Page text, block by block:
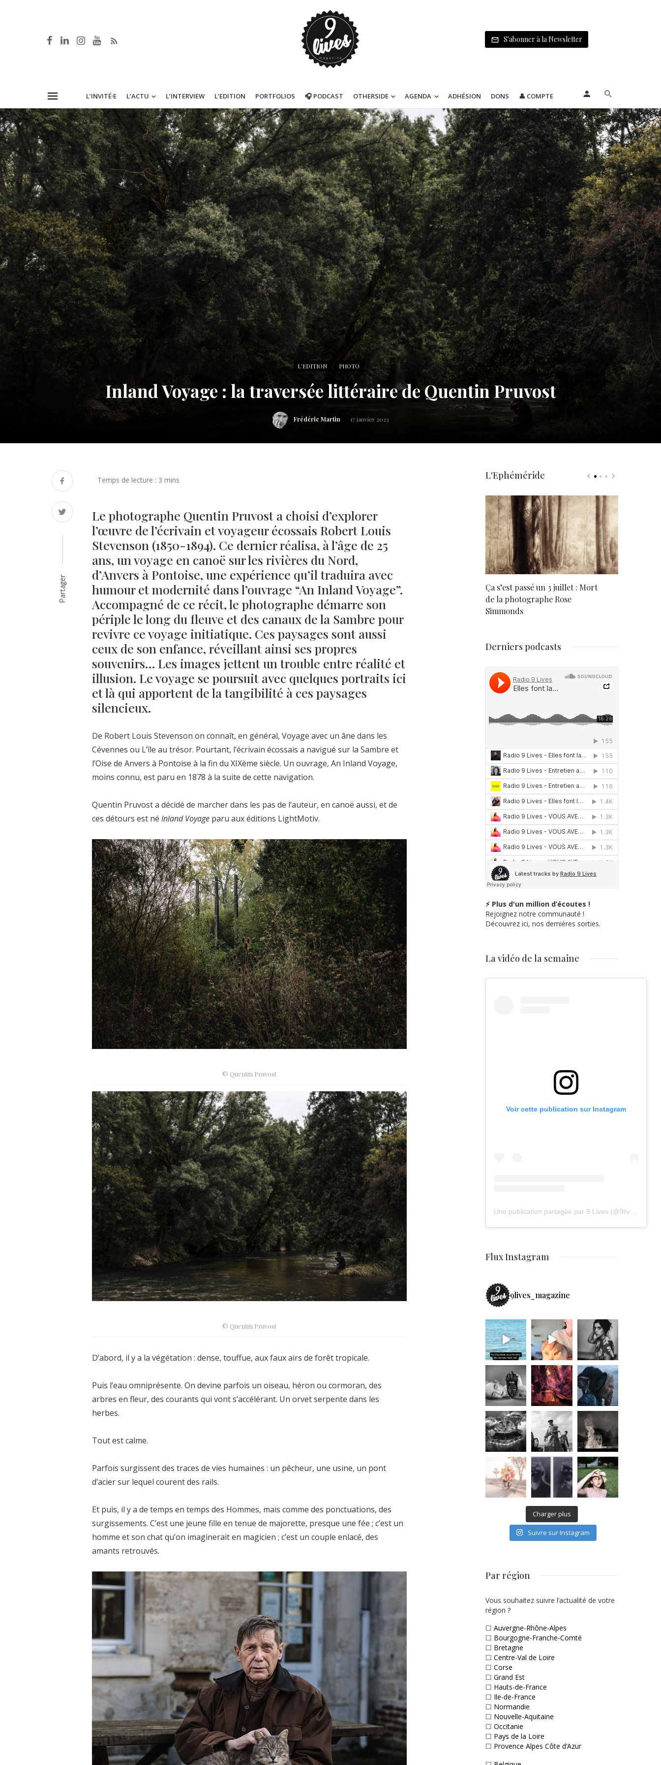
S'abonner à la Newsletter
L’INVITÉ·E L’ACTU L’INTERVIEW L’EDITION PORTFOLIOS 🎧 PODCAST OTHERSIDE AGENDA ADHÉSION DONS 👤 COMPTE
L'EDITION PHOTO
Inland Voyage : la traversée littéraire de Quentin Pruvost
Frédéric Martin 17 janvier 2023
Partager
Le photographe Quentin Pruvost a choisi d’explorer
l’œuvre de l’écrivain et voyageur écossais Robert Louis
Stevenson (1850-1894). Ce dernier réalisa, à l’âge de 25
ans, un voyage en canoë sur les rivières du Nord,
d’Anvers à Pontoise, une expérience qu’il traduira avec
humour et modernité dans l’ouvrage “An Inland Voyage”.
Accompagné de ce récit, le photographe démarre son
périple le long du fleuve et des canaux de la Sambre pour
revivre ce voyage initiatique. Ces paysages sont aussi
ceux de son enfance, réveillant ainsi ses propres
souvenirs… Les images jettent un trouble entre réalité et
illusion. Le voyage se poursuit avec quelques portraits ici
et là qui apportent de la tangibilité à ces paysages
silencieux.
De Robert Louis Stevenson on connaît, en général, Voyage avec un âne dans les
Cévennes ou L’île au trésor. Pourtant, l’écrivain écossais a navigué sur la Sambre et
l’Oise de Anvers à Pontoise à la fin du XIXème siècle. Un ouvrage, An Inland Voyage,
moins connu, est paru en 1878 à la suite de cette navigation.
Quentin Pruvost a décidé de marcher dans les pas de l’auteur, en canoë aussi, et de
ces détours est né Inland Voyage paru aux éditions LightMotiv.
© Quentin Pruvost
© Quentin Pruvost
D’abord, il y a la végétation : dense, touffue, aux faux airs de forêt tropicale.
Puis l’eau omniprésente. On devine parfois un oiseau, héron ou cormoran, des
arbres en fleur, des courants qui vont s’accélérant. Un orvet serpente dans les
herbes.
Tout est calme.
Parfois surgissent des traces de vies humaines : un pêcheur, une usine, un pont
d’acier sur lequel courent des rails.
Et puis, il y a de temps en temps des Hommes, mais comme des ponctuations, des
surgissements. C’est une jeune fille en tenue de majorette, presque une fée ; c’est un
homme et son chat qu’on imaginerait en magicien ; c’est un couple enlacé, des
amants retrouvés.
L'Ephéméride
Né un 2 juillet : André Kertész
Né un 1er juillet : Léonard
Misonne
Ça s’est passé un 3 juillet : Mort
de la photographe Rose
Simmonds
Derniers podcasts
⚡ Plus d'un million d’écoutes !
Rejoignez notre communauté !
Découvrez ici, nos dernières sorties.
La vidéo de la semaine
Voir cette publication sur Instagram
Flux Instagram
9lives_magazine
Charger plus
Suivre sur Instagram
Par région
Vous souhaitez suivre l’actualité de votre
région ?
☐ Auvergne-Rhône-Alpes
☐ Bourgogne-Franche-Comté
☐ Bretagne
☐ Centre-Val de Loire
☐ Corse
☐ Grand Est
☐ Hauts-de-France
☐ Ile-de-France
☐ Normandie
☐ Nouvelle-Aquitaine
☐ Occitanie
☐ Pays de la Loire
☐ Provence Alpes Côte d’Azur